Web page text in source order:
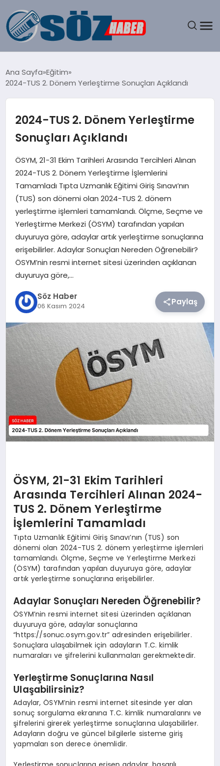
MAGAZIN
EKONOMI
EĞITIM
DÜNYA
TEKNOLOJI
YAŞAM
Ana Sayfa Eğitim
2024-TUS 2. Dönem Yerleştirme Sonuçları Açıklandı
2024-TUS 2. Dönem Yerleştirme
Sonuçları Açıklandı
ÖSYM, 21-31 Ekim Tarihleri Arasında Tercihleri Alınan
2024-TUS 2. Dönem Yerleştirme İşlemlerini
Tamamladı Tıpta Uzmanlık Eğitimi Giriş Sınavı’nın
(TUS) son dönemi olan 2024-TUS 2. dönem
yerleştirme işlemleri tamamlandı. Ölçme, Seçme ve
Yerleştirme Merkezi (ÖSYM) tarafından yapılan
duyuruya göre, adaylar artık yerleştirme sonuçlarına
erişebilirler. Adaylar Sonuçları Nereden Öğrenebilir?
ÖSYM’nin resmi internet sitesi üzerinden açıklanan
duyuruya göre,…
Söz Haber
06 Kasım 2024 Paylaş
ÖSYM, 21-31 Ekim Tarihleri
Arasında Tercihleri Alınan 2024-
TUS 2. Dönem Yerleştirme
İşlemlerini Tamamladı
Tıpta Uzmanlık Eğitimi Giriş Sınavı’nın (TUS) son
dönemi olan 2024-TUS 2. dönem yerleştirme işlemleri
tamamlandı. Ölçme, Seçme ve Yerleştirme Merkezi
(ÖSYM) tarafından yapılan duyuruya göre, adaylar
artık yerleştirme sonuçlarına erişebilirler.
Adaylar Sonuçları Nereden Öğrenebilir?
ÖSYM’nin resmi internet sitesi üzerinden açıklanan
duyuruya göre, adaylar sonuçlarına
“https://sonuc.osym.gov.tr” adresinden erişebilirler.
Sonuçlara ulaşabilmek için adayların T.C. kimlik
numaraları ve şifrelerini kullanmaları gerekmektedir.
Yerleştirme Sonuçlarına Nasıl
Ulaşabilirsiniz?
Adaylar, ÖSYM’nin resmi internet sitesinde yer alan
sonuç sorgulama ekranına T.C. kimlik numaralarını ve
şifrelerini girerek yerleştirme sonuçlarına ulaşabilirler.
Adayların doğru ve güncel bilgilerle sisteme giriş
yapmaları son derece önemlidir.